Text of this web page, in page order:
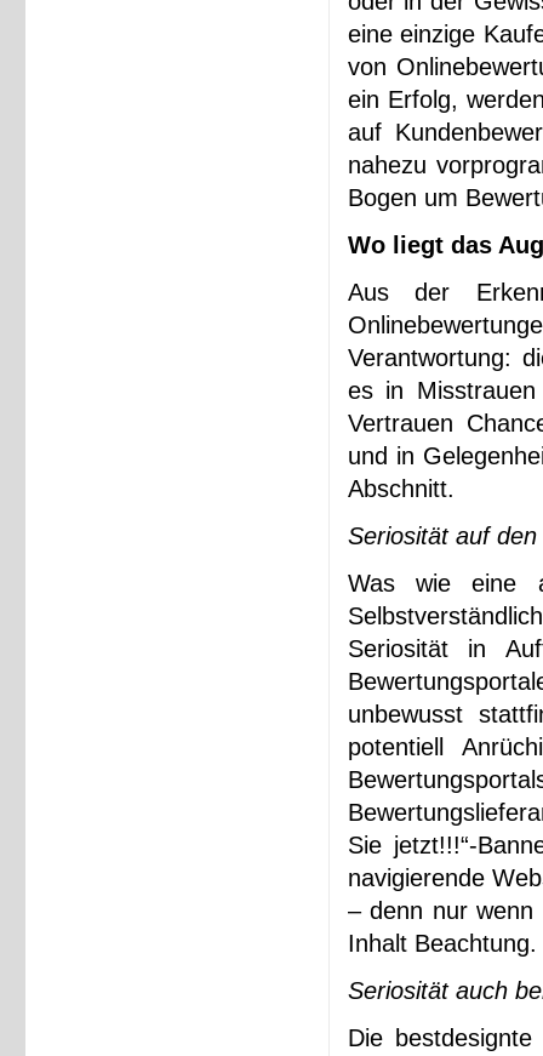
eine einzige
von
ein Erfolg,
auf
nahezu
Bogen um
Wo liegt das
Aus der
Verantwortung:
es in
Vertrauen
und in
Abschnitt.
Seriosität auf
Was wie eine
Seriosität in
unbewusst
potentiell
Sie jetzt!!!“-
navigierende
– denn nur
Inhalt Beachtung.
Seriosität auch
Die